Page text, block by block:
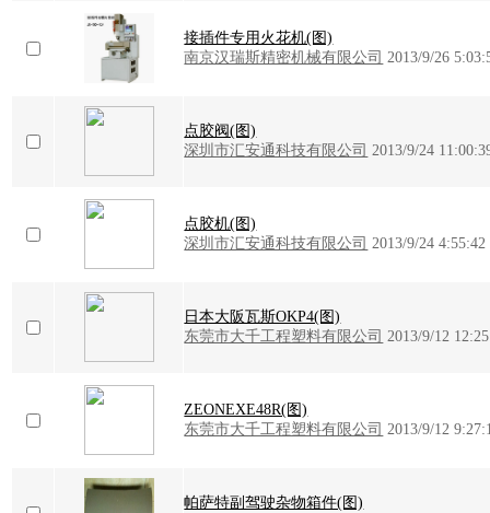
接插件专用火花机(图)
南京汉瑞斯精密机械有限公司 2013/9/26
点胶阀(图)
深圳市汇安通科技有限公司
2013/9/24
点胶机(图)
深圳市汇安通科技有限公司 2013/9/24 4:55:42
日本大阪瓦斯OKP4(图)
东莞市大千工程塑料有限公司
2013/9/12
ZEONEXE48R(图)
东莞市大千工程塑料有限公司 2013/9/12
帕萨特副驾驶杂物箱件(图)